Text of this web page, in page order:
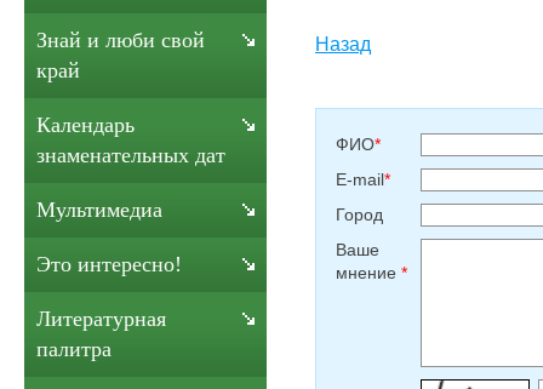
Назад
ФИО*
E-mail*
Город
Ваше
мнение *
Знай и люби свой
край
Календарь
знаменательных дат
Мультимедиа
Это интересно!
Литературная
палитра